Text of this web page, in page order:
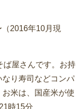
（2016年10月現
ば屋さんです。お持
り寿司などコンパ
米は、国産米が使
時15分